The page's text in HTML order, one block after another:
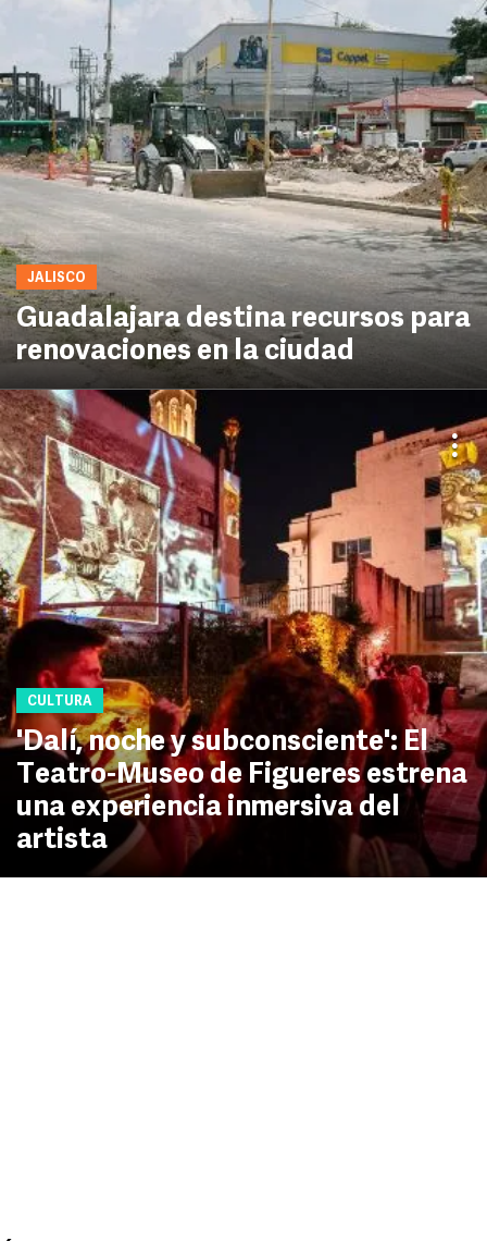
JALISCO
Guadalajara destina recursos para
renovaciones en la ciudad
CULTURA
'Dalí, noche y subconsciente': El
Teatro-Museo de Figueres estrena
una experiencia inmersiva del
artista